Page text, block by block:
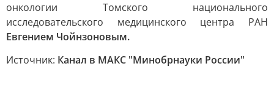
онкологии Томского национального
исследовательского медицинского центра РАН
Евгением Чойнзоновым.
Источник: Канал в МАКС "Минобрнауки России"